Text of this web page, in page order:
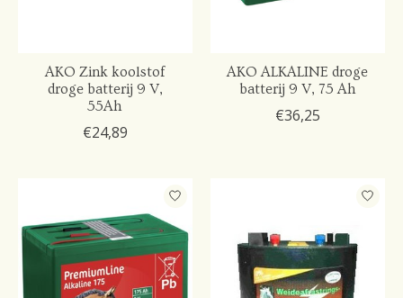
AKO Zink koolstof
droge batterij 9 V,
55Ah
€24,89
AKO ALKALINE droge
batterij 9 V, 75 Ah
€36,25